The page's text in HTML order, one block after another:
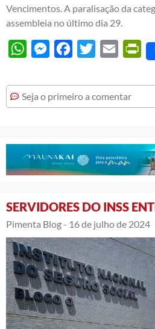
Vencimentos. A paralisação da
assembleia no último dia 29.
WhatsAppMessengerFacebook
Twitter Email
Seja o primeiro a comentar
SERVIDORES DO INSS
Pimenta Blog - 16 de julho de 2024